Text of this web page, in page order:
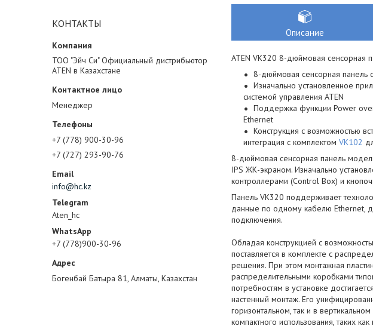
КОНТАКТЫ
ТОО "Эйч Си" Официальный дистрибьютор
ATEN в Казахстане
Менеджер
+7 (778) 900-30-96
+7 (727) 293-90-76
info@hc.kz
Aten_hc
+7 (778)900-30-96
Богенбай Батыра 81, Алматы, Казахстан
Описание
ATEN VK320 8-дюймовая сенсорная
8-дюймовая сенсорная панель
Изначально установленное
системой управления ATEN
Поддержка функции Power
Ethernet
Конструкция с возможностью
интеграция с комплектом VK102
8-дюймовая сенсорная панель
IPS ЖК-экраном. Изначально
контроллерами (Control Box) и
Панель VK320 поддерживает
данные по одному кабелю Ethernet,
подключения.
Обладая конструкцией с
поставляется в комплекте с
решения. При этом монтажная
распределительными коробками
потребностям в установке
настенный монтаж. Его
горизонтальном, так и в
компактного использования, таких